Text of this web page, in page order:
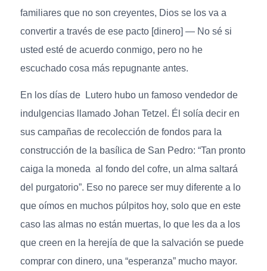
familiares que no son creyentes, Dios se los va a
convertir a través de ese pacto [dinero] — No sé si
usted esté de acuerdo conmigo, pero no he
escuchado cosa más repugnante antes.
En los días de Lutero hubo un famoso vendedor de
indulgencias llamado Johan Tetzel. Él solía decir en
sus campañas de recolección de fondos para la
construcción de la basílica de San Pedro: “Tan pronto
caiga la moneda al fondo del cofre, un alma saltará
del purgatorio”. Eso no parece ser muy diferente a lo
que oímos en muchos púlpitos hoy, solo que en este
caso las almas no están muertas, lo que les da a los
que creen en la herejía de que la salvación se puede
comprar con dinero, una “esperanza” mucho mayor.